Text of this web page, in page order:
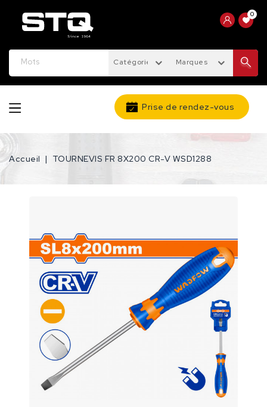
0
Catégories Marques
Prise de rendez-vous
Accueil TOURNEVIS FR 8X200 CR-V WSD1288